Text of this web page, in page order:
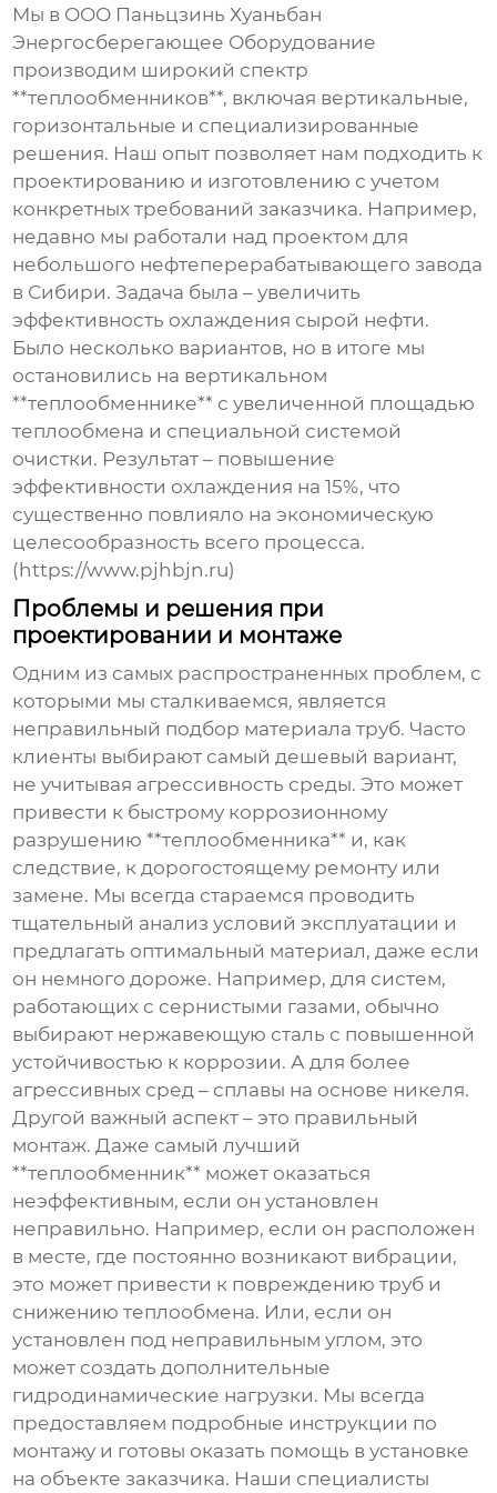
Мы в ООО Паньцзинь Хуаньбан
Энергосберегающее Оборудование
производим широкий спектр
**теплообменников**, включая вертикальные,
горизонтальные и специализированные
решения. Наш опыт позволяет нам подходить к
проектированию и изготовлению с учетом
конкретных требований заказчика. Например,
недавно мы работали над проектом для
небольшого нефтеперерабатывающего завода
в Сибири. Задача была – увеличить
эффективность охлаждения сырой нефти.
Было несколько вариантов, но в итоге мы
остановились на вертикальном
**теплообменнике** с увеличенной площадью
теплообмена и специальной системой
очистки. Результат – повышение
эффективности охлаждения на 15%, что
существенно повлияло на экономическую
целесообразность всего процесса.
(https://www.pjhbjn.ru)
Проблемы и решения при
проектировании и монтаже
Одним из самых распространенных проблем, с
которыми мы сталкиваемся, является
неправильный подбор материала труб. Часто
клиенты выбирают самый дешевый вариант,
не учитывая агрессивность среды. Это может
привести к быстрому коррозионному
разрушению **теплообменника** и, как
следствие, к дорогостоящему ремонту или
замене. Мы всегда стараемся проводить
тщательный анализ условий эксплуатации и
предлагать оптимальный материал, даже если
он немного дороже. Например, для систем,
работающих с сернистыми газами, обычно
выбирают нержавеющую сталь с повышенной
устойчивостью к коррозии. А для более
агрессивных сред – сплавы на основе никеля.
Другой важный аспект – это правильный
монтаж. Даже самый лучший
**теплообменник** может оказаться
неэффективным, если он установлен
неправильно. Например, если он расположен
в месте, где постоянно возникают вибрации,
это может привести к повреждению труб и
снижению теплообмена. Или, если он
установлен под неправильным углом, это
может создать дополнительные
гидродинамические нагрузки. Мы всегда
предоставляем подробные инструкции по
монтажу и готовы оказать помощь в установке
на объекте заказчика. Наши специалисты